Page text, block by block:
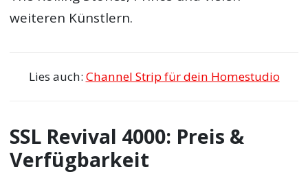
weiteren Künstlern.
Lies auch: Channel Strip für dein Homestudio
SSL Revival 4000: Preis &
Verfügbarkeit